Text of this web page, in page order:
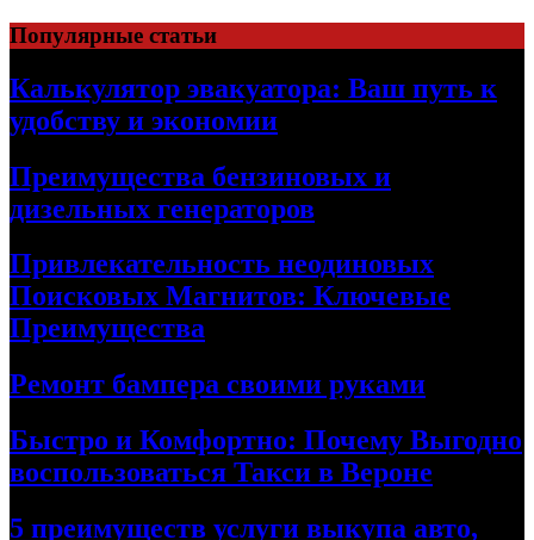
Skip
to
content
Популярные статьи
Калькулятор эвакуатора: Ваш путь к
удобству и экономии
Преимущества бензиновых и
дизельных генераторов
Привлекательность неодиновых
Поисковых Магнитов: Ключевые
Преимущества
Ремонт бампера своими руками
Быстро и Комфортно: Почему Выгодно
воспользоваться Такси в Вероне
5 преимуществ услуги выкупа авто,